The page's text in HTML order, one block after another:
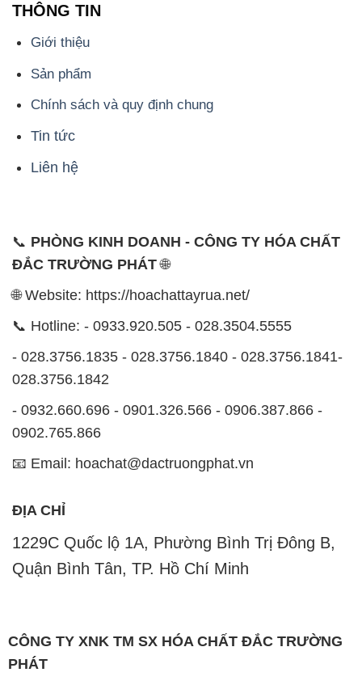
THÔNG TIN
Giới thiệu
Sản phẩm
Chính sách và quy định chung
Tin tức
Liên hệ
📞 PHÒNG KINH DOANH - CÔNG TY HÓA CHẤT
ĐẮC TRƯỜNG PHÁT🌐
🌐 Website: https://hoachattayrua.net/
📞 Hotline: - 0933.920.505 - 028.3504.5555
- 028.3756.1835 - 028.3756.1840 - 028.3756.1841-
028.3756.1842
- 0932.660.696 - 0901.326.566 - 0906.387.866 -
0902.765.866
📧 Email: hoachat@dactruongphat.vn
ĐỊA CHỈ
1229C Quốc lộ 1A, Phường Bình Trị Đông B,
Quận Bình Tân, TP. Hồ Chí Minh
CÔNG TY XNK TM SX HÓA CHẤT ĐẮC TRƯỜNG
PHÁT